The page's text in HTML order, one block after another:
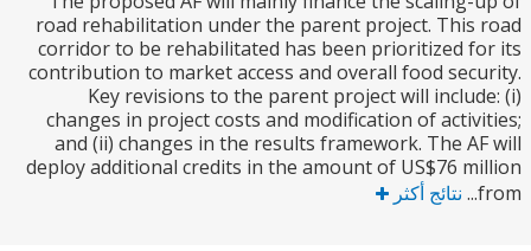
road rehabilitation under the parent project.
corridor to be rehabilitated has been prioritized
contribution to market access and overall food
Key revisions to the parent project will
changes in project costs and modification of
and (ii) changes in the results framework. The
deploy additional credits in the amount of US$76
نتائج أكثر